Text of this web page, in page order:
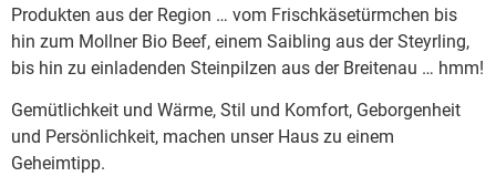
Produkten aus der Region … vom Frischkäsetürmchen bis
hin zum Mollner Bio Beef, einem Saibling aus der Steyrling,
bis hin zu einladenden Steinpilzen aus der Breitenau … hmm!
Gemütlichkeit und Wärme, Stil und Komfort, Geborgenheit
und Persönlichkeit, machen unser Haus zu einem
Geheimtipp.